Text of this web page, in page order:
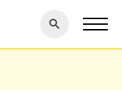
探す
閉じ
る